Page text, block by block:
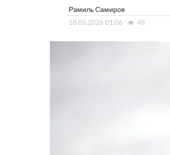
Рамиль Самиров
18.05.2026 01:06 48